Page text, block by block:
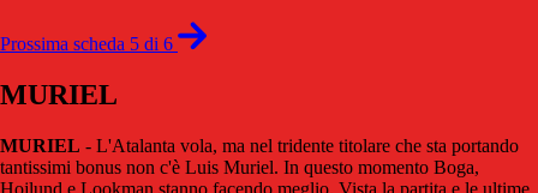
Prossima scheda 5 di 6
MURIEL
MURIEL - L'Atalanta vola, ma nel tridente titolare che sta portando
tantissimi bonus non c'è Luis Muriel. In questo momento Boga,
Hojlund e Lookman stanno facendo meglio. Vista la partita e le ultime